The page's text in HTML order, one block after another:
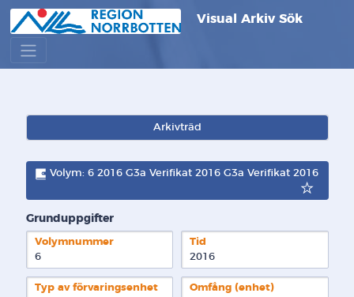
Visual Arkiv Sök
Arkivträd
Volym: 6 2016 G3a Verifikat 2016 G3a Verifikat 2016
Grunduppgifter
Volymnummer
6
Tid
2016
Typ av förvaringsenhet
Omfång (enhet)